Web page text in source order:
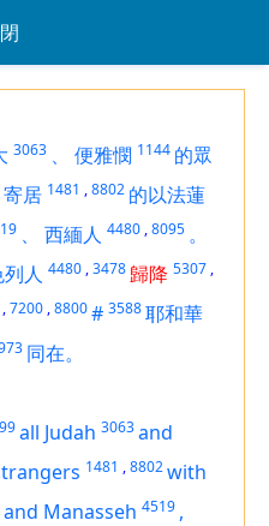
3063 、 便雅憫 1144 的眾
寄居 1481 ,8802 的以法蓮
、 西緬人 4480 ,8095 。
人 4480 ,3478 歸降 5307 ,
,7200 ,8800# 3588耶和華
同在。
all Judah 3063and
1481 ,8802with
and Manasseh 4519 ,